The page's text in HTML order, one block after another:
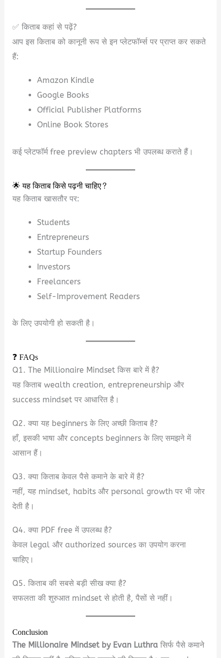
✅ किताब कहां से पढ़ें?
आप इस किताब को कानूनी रूप से इन प्लेटफॉर्म्स पर प्राप्त कर सकते
हैं:
Amazon Kindle
Google Books
Official Publisher Platforms
Online Book Stores
कई प्लेटफॉर्म free preview chapters भी उपलब्ध कराते हैं।
🌟 यह किताब किसे पढ़नी चाहिए?
यह किताब खासतौर पर:
Students
Entrepreneurs
Startup Founders
Investors
Freelancers
Self-Improvement Readers
के लिए उपयोगी हो सकती है।
❓ FAQs
Q1. The Millionaire Mindset किस बारे में है?
यह किताब wealth creation, entrepreneurship और
success mindset पर आधारित है।
Q2. क्या यह beginners के लिए अच्छी किताब है?
हाँ, इसकी भाषा और concepts beginners के लिए समझने में
आसान हैं।
Q3. क्या किताब केवल पैसे कमाने के बारे में है?
नहीं, यह mindset, habits और personal growth पर भी जोर
देती है।
Q4. क्या PDF free में उपलब्ध है?
केवल legal और authorized sources का उपयोग करना
चाहिए।
Q5. किताब की सबसे बड़ी सीख क्या है?
सफलता की शुरुआत mindset से होती है, पैसों से नहीं।
Conclusion
The Millionaire Mindset by Evan Luthra सिर्फ पैसे कमाने